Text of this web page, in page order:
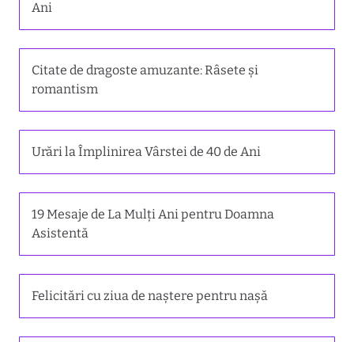
Ani
Citate de dragoste amuzante: Râsete și
romantism
Urări la Împlinirea Vârstei de 40 de Ani
19 Mesaje de La Mulți Ani pentru Doamna
Asistentă
Felicitări cu ziua de naștere pentru nașă